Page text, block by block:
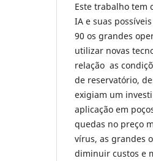
Este trabalho tem
IA e suas
90 os grandes
utilizar novas
relação as
de reservatório,
exigiam um
aplicação em
quedas no preço
vírus, as grandes
diminuir custos e